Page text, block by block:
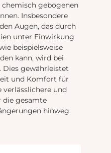
gebogenen
Insbesondere
Augen, das durch
unter Einwirkung
beispielsweise
kann, wird bei
gewährleistet
und Komfort für
verlässlichere und
die gesamte
hinweg.